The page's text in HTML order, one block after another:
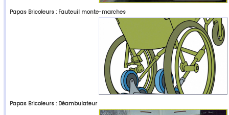
Papas Bricoleurs : Fauteuil monte-marches
Papas Bricoleurs : Déambulateur